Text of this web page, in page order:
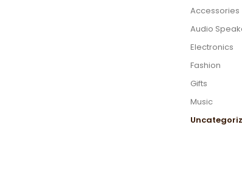
Accessories
Audio
Electronics
Fashion
Gifts
Music